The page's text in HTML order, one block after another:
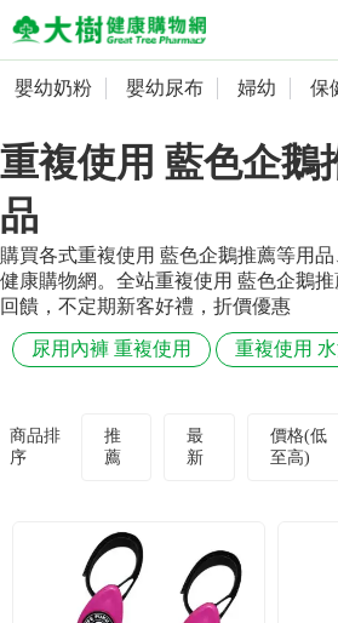
嬰幼奶粉
嬰幼尿布
婦幼
保健／營養品
醫材用品
成人照護
食品／健康食補
抗菌 尿布 大樹獨家 益生菌 魚
奶瓶奶嘴
會員資料及密碼修改
常用收件人清單
訂單查詢
收藏清單
紅利點數查詢
購物金查詢
優惠券查詢
嬰幼奶粉 嬰幼尿布 婦幼 保
重複使用 藍色企鵝
品
購買各式重複使用 藍色企鵝推薦等用
健康購物網。全站重複使用 藍色企鵝推
回饋，不定期新客好禮，折價優惠
尿用內褲 重複使用 重複使用
商品排
序
推
薦
最
新
價格(低
至高)